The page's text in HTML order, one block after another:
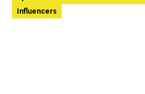
Influencers